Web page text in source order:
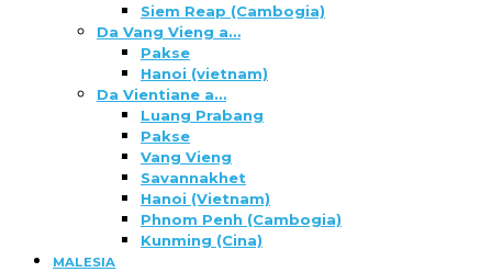
Siem Reap (Cambogia)
Da Vang Vieng a…
Pakse
Hanoi (vietnam)
Da Vientiane a…
Luang Prabang
Pakse
Vang Vieng
Savannakhet
Hanoi (Vietnam)
Phnom Penh (Cambogia)
Kunming (Cina)
MALESIA